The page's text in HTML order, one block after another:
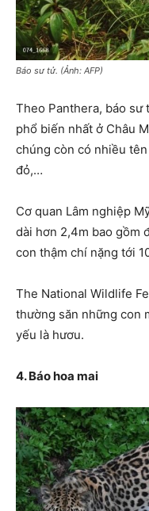
Báo sư tử. (Ảnh: AFP)
Theo Panthera, báo sư
phổ biến nhất ở Châu
chúng còn có nhiều
đỏ,…
Cơ quan Lâm nghiệp
dài hơn 2,4m bao gồm
con thậm chí nặng tới
The National Wildlife
thường săn những con
yếu là hươu.
4. Báo hoa mai